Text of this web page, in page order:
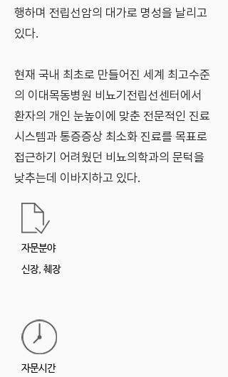
행하며 전립선암의 대가로 명성을 날리고
있다.
현재 국내 최초로 만들어진 세계 최고수준
의 이대목동병원 비뇨기전립선센터에서
환자의 개인 눈높이에 맞춘 전문적인 진료
시스템과 통증증상 최소화 진료를 목표로
접근하기 어려웠던 비뇨의학과의 문턱을
낮추는데 이바지하고 있다.
​자문분야
신장, 췌장
​자문시간